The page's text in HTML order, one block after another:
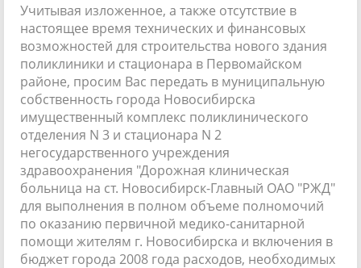
Учитывая изложенное, а также отсутствие в
настоящее время технических и финансовых
возможностей для строительства нового здания
поликлиники и стационара в Первомайском
районе, просим Вас передать в муниципальную
собственность города Новосибирска
имущественный комплекс поликлинического
отделения N 3 и стационара N 2
негосударственного учреждения
здравоохранения "Дорожная клиническая
больница на ст. Новосибирск-Главный ОАО "РЖД"
для выполнения в полном объеме полномочий
по оказанию первичной медико-санитарной
помощи жителям г. Новосибирска и включения в
бюджет города 2008 года расходов, необходимых